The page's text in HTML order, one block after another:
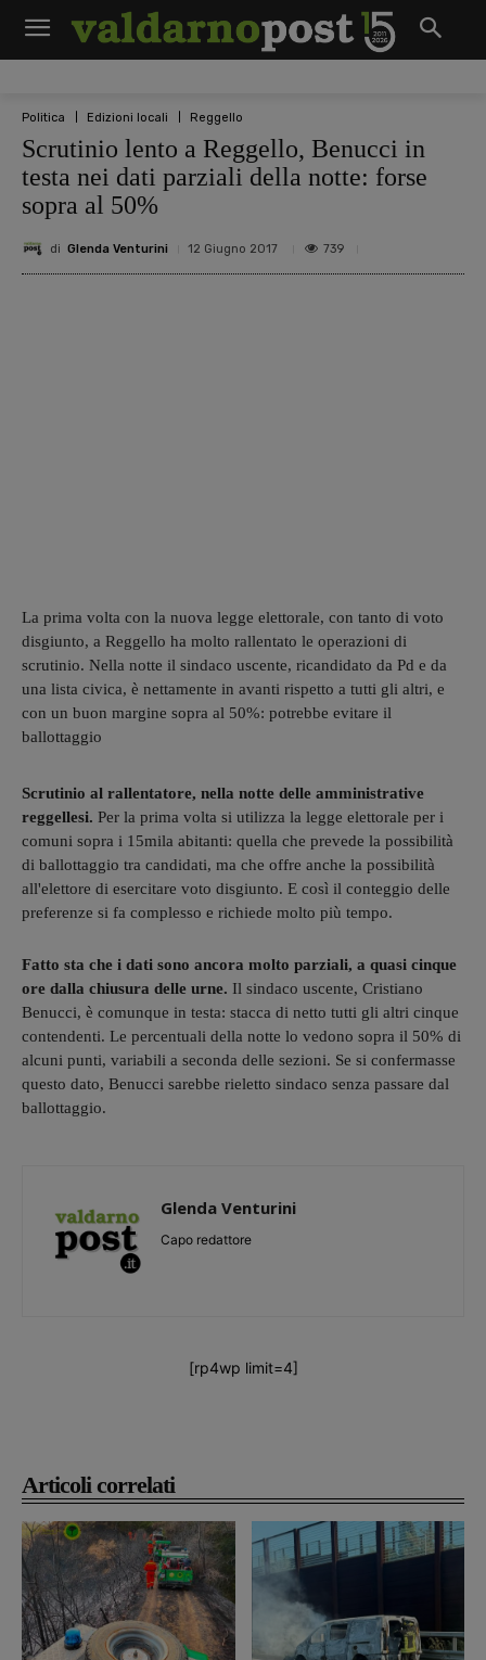
Politica Edizioni locali Reggello
Scrutinio lento a Reggello, Benucci in
testa nei dati parziali della notte: forse
sopra al 50%
di Glenda Venturini 12 Giugno 2017 739
Articoli correlati
La prima volta con la nuova legge elettorale, con tanto di voto
disgiunto, a Reggello ha molto rallentato le operazioni di
scrutinio. Nella notte il sindaco uscente, ricandidato da Pd e da
una lista civica, è nettamente in avanti rispetto a tutti gli altri, e
con un buon margine sopra al 50%: potrebbe evitare il
ballottaggio
Scrutinio al rallentatore, nella notte delle amministrative
reggellesi. Per la prima volta si utilizza la legge elettorale per i
comuni sopra i 15mila abitanti: quella che prevede la possibilità
di ballottaggio tra candidati, ma che offre anche la possibilità
all'elettore di esercitare voto disgiunto. E così il conteggio delle
preferenze si fa complesso e richiede molto più tempo.
Fatto sta che i dati sono ancora molto parziali, a quasi cinque
ore dalla chiusura delle urne. Il sindaco uscente, Cristiano
Benucci, è comunque in testa: stacca di netto tutti gli altri cinque
contendenti. Le percentuali della notte lo vedono sopra il 50% di
alcuni punti, variabili a seconda delle sezioni. Se si confermasse
questo dato, Benucci sarebbe rieletto sindaco senza passare dal
ballottaggio.
Glenda Venturini
Capo redattore
[rp4wp limit=4]